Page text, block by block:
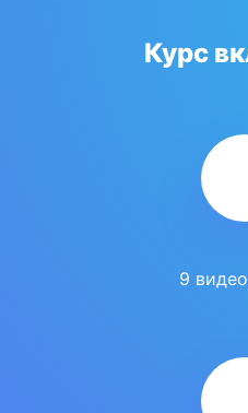
Курс
9